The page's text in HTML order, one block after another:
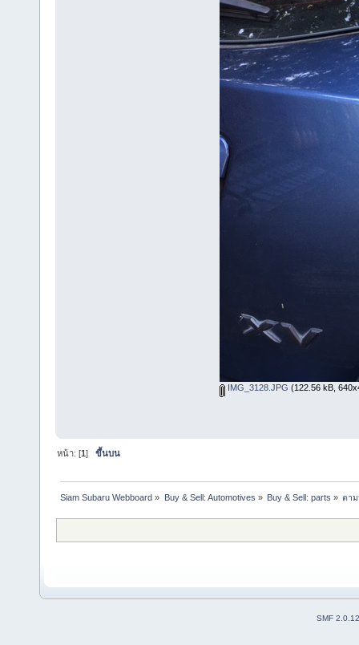
IMG_3128.JPG (122.56 kB,
หน้า: [1]ขึ้นบน
Siam Subaru Webboard » Buy & Sell: Automotives » Buy & Sell: parts » ตา
SMF 2.0.12